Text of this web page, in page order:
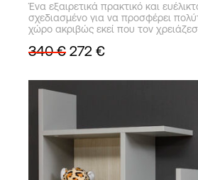
Ένα εξαιρετικά πρακτικό και
σχεδιασμένο για να προσφέρει
χώρο ακριβώς εκεί που τον
340€ 272 €